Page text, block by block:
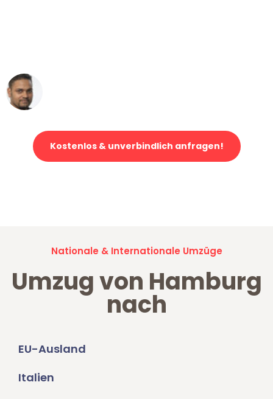
Kostenlos & unverbindlich anfragen!
Nationale & Internationale Umzüge
Umzug von Hamburg
nach
EU-Ausland
Italien